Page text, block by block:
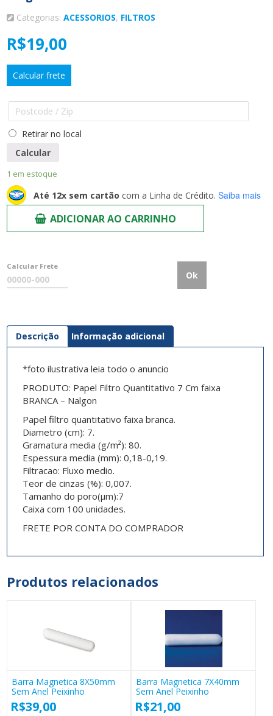
Categorias: ACESSORIOS, FILTROS
R$19,00
Calcular frete
Retirar no local
Calcular
1 em estoque
Até 12x sem cartão com a Linha de Crédito. Saiba mais
ADICIONAR AO CARRINHO
Calcular Frete
Ok
Descrição Informação adicional
*foto ilustrativa leia todo o anuncio
PRODUTO: Papel Filtro Quantitativo 7 Cm faixa
BRANCA – Nalgon
Papel filtro quantitativo faixa branca.
Diametro (cm): 7.
Gramatura media (g/m²): 80.
Espessura media (mm): 0,18-0,19.
Filtracao: Fluxo medio.
Teor de cinzas (%): 0,007.
Tamanho do poro(µm):7
Caixa com 100 unidades.
FRETE POR CONTA DO COMPRADOR
Produtos relacionados
Barra Magnetica 8X50mm
Sem Anel Peixinho
R$39,00
Barra Magnetica 7X40mm
Sem Anel Peixinho
R$21,00